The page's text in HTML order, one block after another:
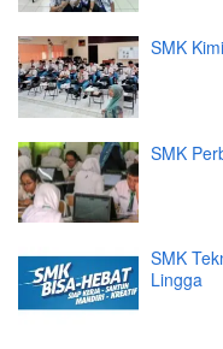
SMK
SMK
SMK
Lingga